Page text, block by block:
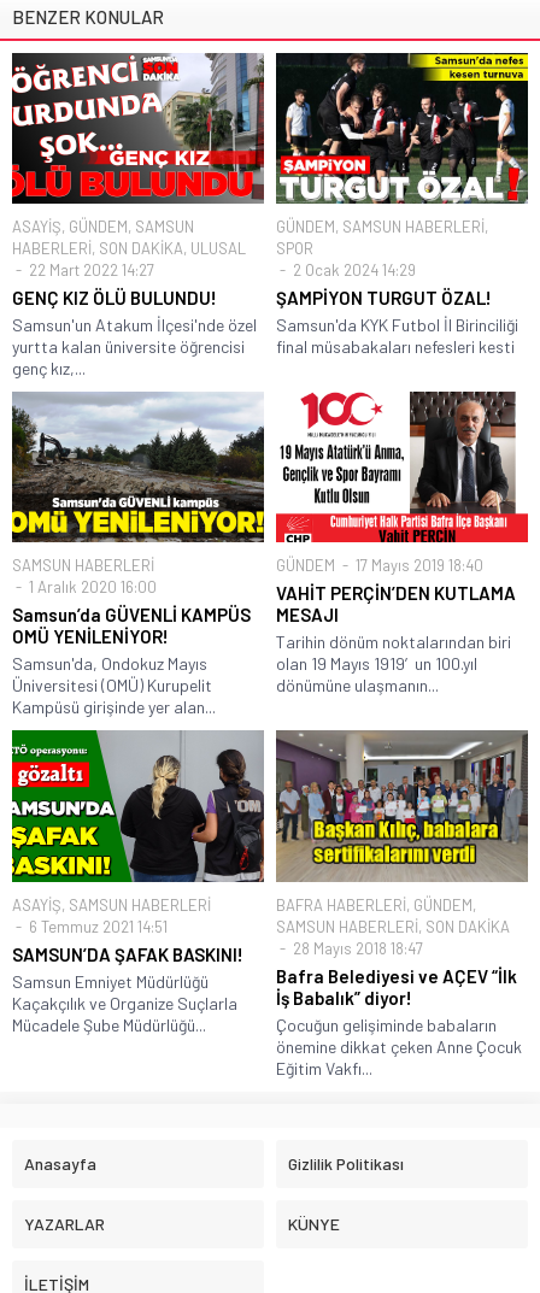
BENZER KONULAR
ASAYİŞ, GÜNDEM, SAMSUN
HABERLERİ, SON DAKİKA, ULUSAL
22 Mart 2022 14:27
GENÇ KIZ ÖLÜ BULUNDU!
Samsun'un Atakum İlçesi'nde özel
yurtta kalan üniversite öğrencisi
genç kız,...
GÜNDEM, SAMSUN HABERLERİ,
SPOR
2 Ocak 2024 14:29
ŞAMPİYON TURGUT ÖZAL!
Samsun'da KYK Futbol İl Birinciliği
final müsabakaları nefesleri kesti
SAMSUN HABERLERİ
1 Aralık 2020 16:00
Samsun’da GÜVENLİ KAMPÜS
OMÜ YENİLENİYOR!
Samsun'da, Ondokuz Mayıs
Üniversitesi (OMÜ) Kurupelit
Kampüsü girişinde yer alan...
GÜNDEM 17 Mayıs 2019 18:40
VAHİT PERÇİN’DEN KUTLAMA
MESAJI
Tarihin dönüm noktalarından biri
olan 19 Mayıs 1919′un 100.yıl
dönümüne ulaşmanın...
ASAYİŞ, SAMSUN HABERLERİ
6 Temmuz 2021 14:51
SAMSUN’DA ŞAFAK BASKINI!
Samsun Emniyet Müdürlüğü
Kaçakçılık ve Organize Suçlarla
Mücadele Şube Müdürlüğü...
BAFRA HABERLERİ, GÜNDEM,
SAMSUN HABERLERİ, SON DAKİKA
28 Mayıs 2018 18:47
Bafra Belediyesi ve AÇEV “İlk
İş Babalık” diyor!
Çocuğun gelişiminde babaların
önemine dikkat çeken Anne Çocuk
Eğitim Vakfı...
Anasayfa Gizlilik Politikası
YAZARLAR KÜNYE
İLETİŞİM